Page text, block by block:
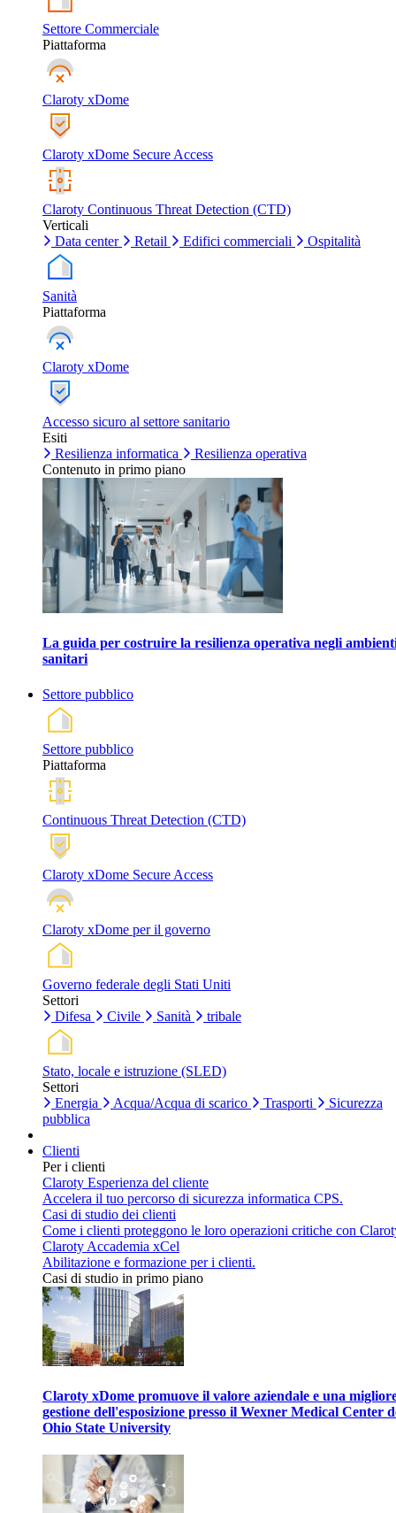
Settore Commerciale
Piattaforma
Claroty xDome
Claroty xDome Secure Access
Claroty Continuous Threat Detection (CTD)
Verticali
Data center
Retail Edifici commerciali Ospitalità
Sanità
Piattaforma
Claroty xDome
Accesso sicuro al settore sanitario
Esiti
Resilienza informatica
Resilienza operativa
Contenuto in primo piano
La guida per costruire la resilienza operativa negli
sanitari
Settore pubblico
Settore pubblico
Piattaforma
Continuous Threat Detection (CTD)
Claroty xDome Secure Access
Claroty xDome per il governo
Governo federale degli Stati Uniti
Settori
Difesa
Civile Sanità tribale
Stato, locale e istruzione (SLED)
Settori
Energia
Acqua/Acqua di scarico Trasporti
Sicurezza
pubblica
Clienti
Per i clienti
Claroty Esperienza del cliente
Accelera il tuo percorso di sicurezza informatica CPS.
Casi di studio dei clienti
Come i clienti proteggono le loro operazioni critiche con
Claroty Accademia xCel
Abilitazione e formazione per i clienti.
Casi di studio in primo piano
Claroty xDome promuove il valore aziendale e una
gestione dell'esposizione presso il Wexner Medical Center
Ohio State University